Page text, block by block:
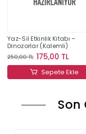
Yaz-Sil Etkinlik Kitabı –
Dinozorlar (Kalemli)
250,00 TL 175,00 TL
Sepete Ekle
Son